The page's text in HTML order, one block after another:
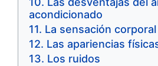
acondicionado
La sensación
Las apariencias
Los ruidos